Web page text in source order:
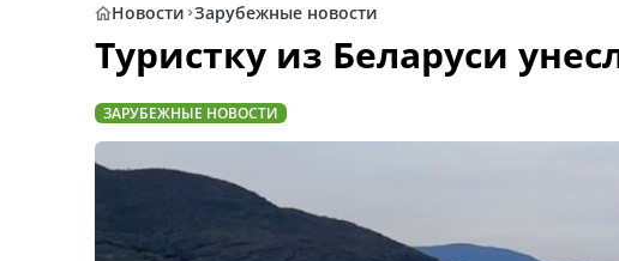
Новости Зарубежные новости
Туристку из Беларуси
ЗАРУБЕЖНЫЕ НОВОСТИ